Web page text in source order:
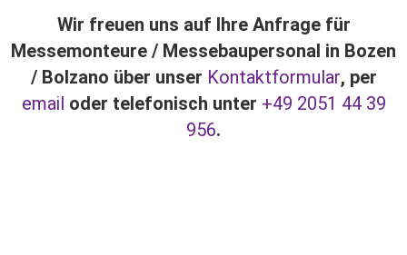
Wir freuen uns auf Ihre Anfrage für
Messemonteure / Messebaupersonal in Bozen
/ Bolzano über unser Kontaktformular, per
email oder telefonisch unter +49 2051 44 39
956.